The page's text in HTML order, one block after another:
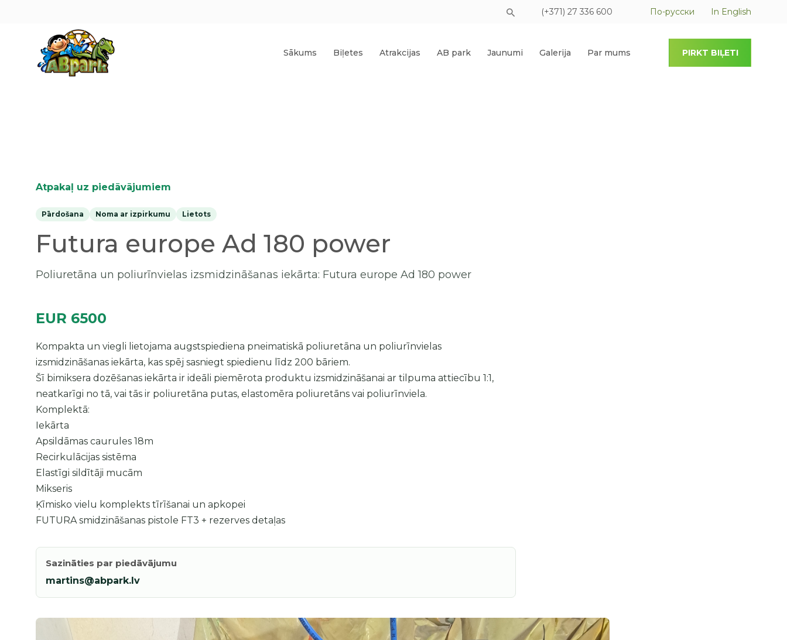
(+371) 27 336 600 По-русски In English
Sākums Biļetes Atrakcijas AB park Jaunumi Galerija Par mums PIRKT BIĻETI
Atpakaļ uz piedāvājumiem
Pārdošana Noma ar izpirkumu Lietots
Futura europe Ad 180 power
Poliuretāna un poliurīnvielas izsmidzināšanas iekārta: Futura europe Ad 180 power
EUR 6500
Kompakta un viegli lietojama augstspiediena pneimatiskā poliuretāna un poliurīnvielas
izsmidzināšanas iekārta, kas spēj sasniegt spiedienu līdz 200 bāriem.
Šī bimiksera dozēšanas iekārta ir ideāli piemērota produktu izsmidzināšanai ar tilpuma attiecību 1:1,
neatkarīgi no tā, vai tās ir poliuretāna putas, elastomēra poliuretāns vai poliurīnviela.
Komplektā:
Iekārta
Apsildāmas caurules 18m
Recirkulācijas sistēma
Elastīgi sildītāji mucām
Mikseris
Ķīmisko vielu komplekts tīrīšanai un apkopei
FUTURA smidzināšanas pistole FT3 + rezerves detaļas
Sazināties par piedāvājumu
martins@abpark.lv